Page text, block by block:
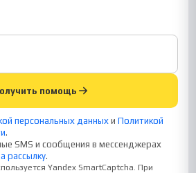
помощь
персональных данных и Политикой
.
SMS и сообщения в мессенджерах
рассылку.
Yandex SmartCaptcha. При